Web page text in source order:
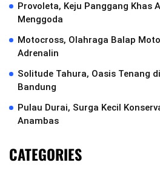
Provoleta, Keju Panggang Khas
Menggoda
Motocross, Olahraga Balap
Adrenalin
Solitude Tahura, Oasis Tenang
Bandung
Pulau Durai, Surga Kecil
Anambas
CATEGORIES